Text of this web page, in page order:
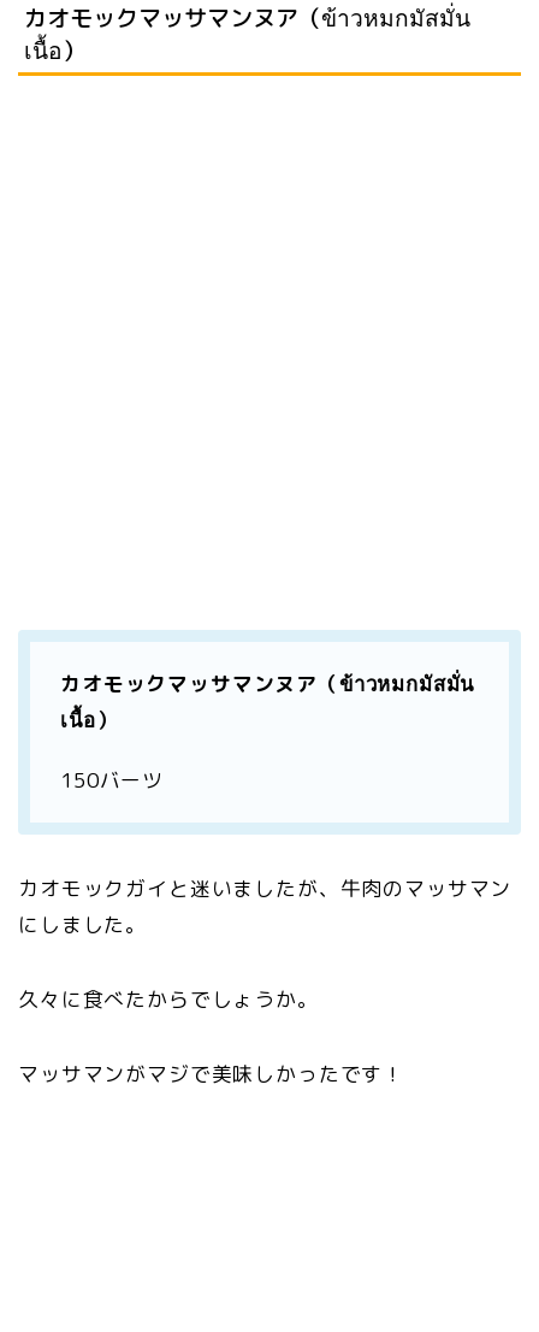
カオモックマッサマンヌア（ข้าวหมกมัสมั่น
เนื้อ）
カオモックマッサマンヌア（ข้าวหมกมัสมั่น
เนื้อ）
150バーツ
カオモックガイと迷いましたが、牛肉のマッサマン
にしました。
久々に食べたからでしょうか。
マッサマンがマジで美味しかったです！